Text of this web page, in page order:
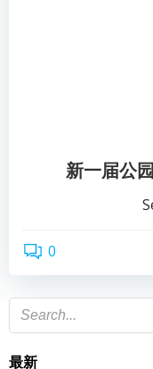
新一届公
0
最新